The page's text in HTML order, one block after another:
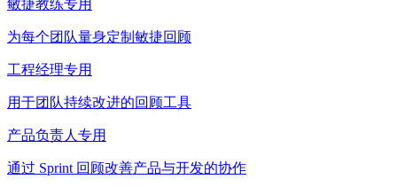
敏捷教练专用
为每个团队量身定制敏捷回顾
工程经理专用
用于团队持续改进的回顾工具
产品负责人专用
通过 Sprint 回顾改善产品与开发的协作